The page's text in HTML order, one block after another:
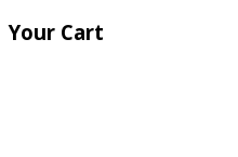
Your Cart